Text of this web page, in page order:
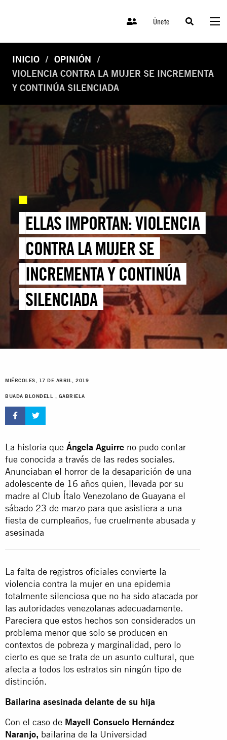
Únete
INICIO
OPINIÓN
VIOLENCIA CONTRA LA MUJER SE INCREMENTA
Y CONTINÚA SILENCIADA
ELLAS IMPORTAN: VIOLENCIA
CONTRA LA MUJER SE
INCREMENTA Y CONTINÚA
SILENCIADA
MIÉRCOLES, 17 DE ABRIL, 2019
BUADA BLONDELL , GABRIELA
La historia que Ángela Aguirre no pudo contar
fue conocida a través de las redes sociales.
Anunciaban el horror de la desaparición de una
adolescente de 16 años quien, llevada por su
madre al Club Ítalo Venezolano de Guayana el
sábado 23 de marzo para que asistiera a una
fiesta de cumpleaños, fue cruelmente abusada y
asesinada
La falta de registros oficiales convierte la
violencia contra la mujer en una epidemia
totalmente silenciosa que no ha sido atacada por
las autoridades venezolanas adecuadamente.
Pareciera que estos hechos son considerados un
problema menor que solo se producen en
contextos de pobreza y marginalidad, pero lo
cierto es que se trata de un asunto cultural, que
afecta a todos los estratos sin ningún tipo de
distinción.
Bailarina asesinada delante de su hija
Con el caso de Mayell Consuelo Hernández
Naranjo, bailarina de la Universidad